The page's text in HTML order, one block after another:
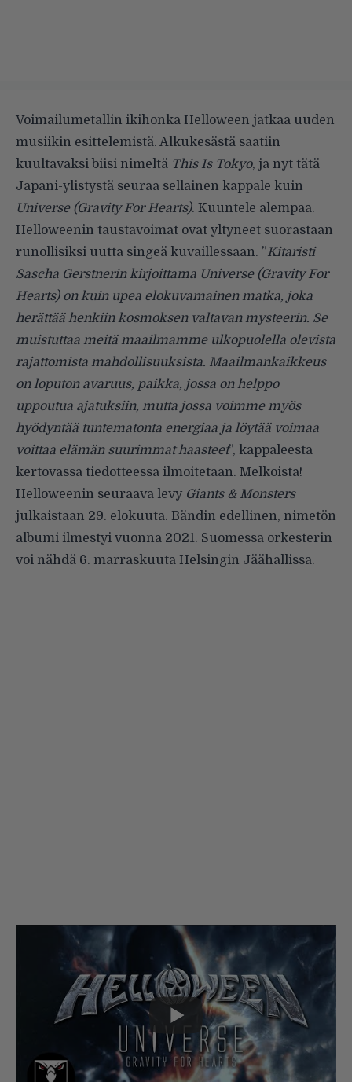
Voimailumetallin ikihonka Helloween jatkaa uuden
musiikin esittelemistä. Alkukesästä saatiin
kuultavaksi biisi nimeltä This Is Tokyo, ja nyt tätä
Japani-ylistystä seuraa sellainen kappale kuin
Universe (Gravity For Hearts). Kuuntele alempaa.
Helloweenin taustavoimat ovat yltyneet suorastaan
runollisiksi uutta singeä kuvaillessaan. ”Kitaristi
Sascha Gerstnerin kirjoittama Universe (Gravity For
Hearts) on kuin upea elokuvamainen matka, joka
herättää henkiin kosmoksen valtavan mysteerin. Se
muistuttaa meitä maailmamme ulkopuolella olevista
rajattomista mahdollisuuksista. Maailmankaikkeus
on loputon avaruus, paikka, jossa on helppo
uppoutua ajatuksiin, mutta jossa voimme myös
hyödyntää tuntematonta energiaa ja löytää voimaa
voittaa elämän suurimmat haasteet”, kappaleesta
kertovassa tiedotteessa ilmoitetaan. Melkoista!
Helloweenin seuraava levy Giants & Monsters
julkaistaan 29. elokuuta. Bändin edellinen, nimetön
albumi ilmestyi vuonna 2021. Suomessa orkesterin
voi nähdä 6. marraskuuta Helsingin Jäähallissa.